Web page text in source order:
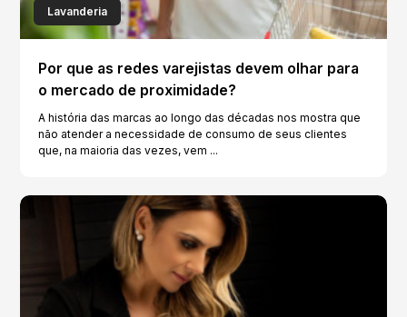
Lavanderia
Por que as redes varejistas devem olhar para
o mercado de proximidade?
A história das marcas ao longo das décadas nos mostra que
não atender a necessidade de consumo de seus clientes
que, na maioria das vezes, vem ...